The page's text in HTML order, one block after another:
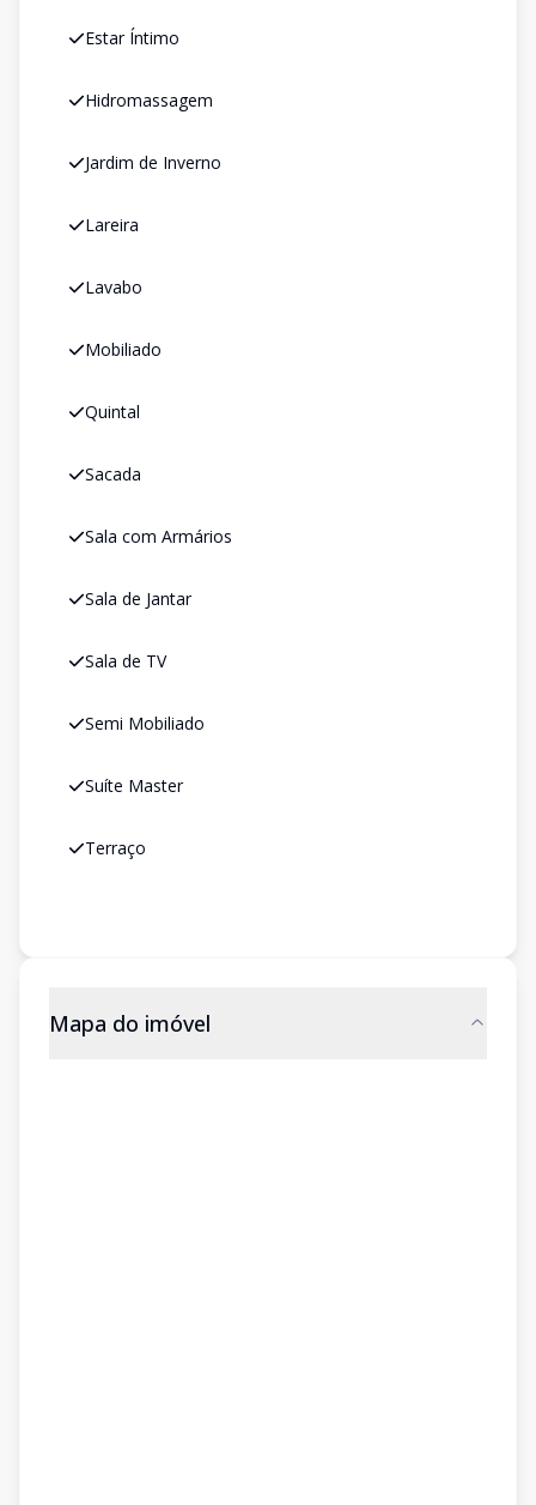
Estar Íntimo
Hidromassagem
Jardim de Inverno
Lareira
Lavabo
Mobiliado
Quintal
Sacada
Sala com Armários
Sala de Jantar
Sala de TV
Semi Mobiliado
Suíte Master
Terraço
Mapa do imóvel